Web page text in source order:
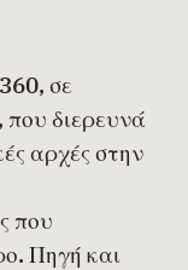
σε
διερευνά
αρχές στην
που
Πηγή και